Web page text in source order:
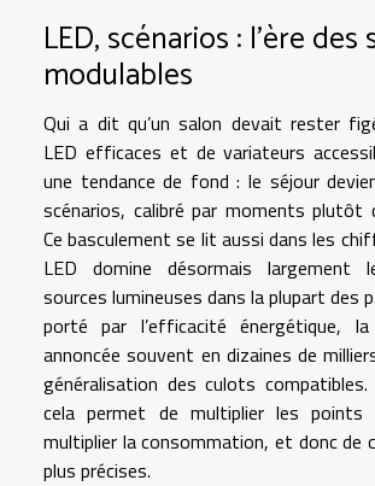
LED, scénarios : l’ère des
modulables
Qui a dit qu’un salon devait rester
LED efficaces et de variateurs
une tendance de fond : le séjour
scénarios, calibré par moments plutôt
Ce basculement se lit aussi dans les
LED domine désormais largement
sources lumineuses dans la plupart des
porté par l’efficacité énergétique,
annoncée souvent en dizaines de
généralisation des culots compatibles.
cela permet de multiplier les points
multiplier la consommation, et donc de
plus précises.